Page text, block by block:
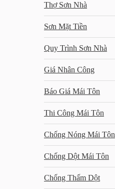
Thợ Sơn Nhà
Sơn Mặt Tiền
Quy Trình Sơn Nhà
Giá Nhân Công
Báo Giá Mái Tôn
Thi Công Mái Tôn
Chống Nóng Mái Tôn
Chống Dột Mái Tôn
Chống Thấm Dột